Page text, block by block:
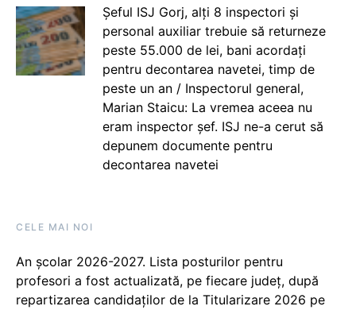
Șeful ISJ Gorj, alți 8 inspectori și
personal auxiliar trebuie să returneze
peste 55.000 de lei, bani acordați
pentru decontarea navetei, timp de
peste un an / Inspectorul general,
Marian Staicu: La vremea aceea nu
eram inspector șef. ISJ ne-a cerut să
depunem documente pentru
decontarea navetei
CELE MAI NOI
An școlar 2026-2027. Lista posturilor pentru
profesori a fost actualizată, pe fiecare județ, după
repartizarea candidaților de la Titularizare 2026 pe